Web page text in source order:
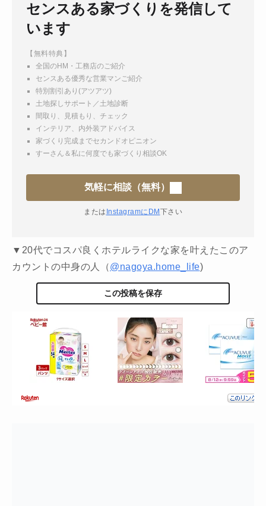
センスある家づくりを発信して
います
【無料特典】
全国のHM・工務店のご紹介
センスある優秀な営業マンご紹介
特別割引あり(アツアツ)
土地探しサポート／土地診断
間取り、見積もり、チェック
インテリア、内外装アドバイス
家づくり完成までセカンドオピニオン
すーさん＆私に何度でも家づくり相談OK
気軽に相談（無料）
または InstagramにDM 下さい
▼20代でコスパ良くホテルライクな家を叶えたこのア
カウントの中身の人（@nagoya.home_life)
この投稿を保存